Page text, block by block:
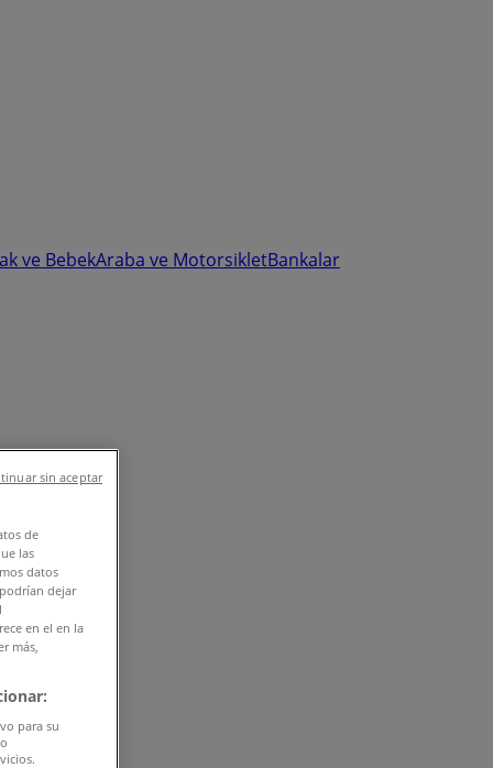
ve BebekAraba ve MotorsikletBankalar
de
las
datos
dejar
en el en la
más,
para su
sin aceptar